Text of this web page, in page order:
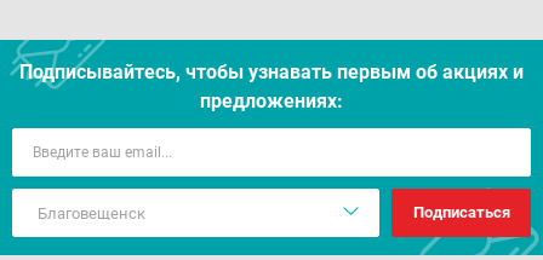
Подписывайтесь, чтобы узнавать первым об акцияx и
предложениях:
Подписаться